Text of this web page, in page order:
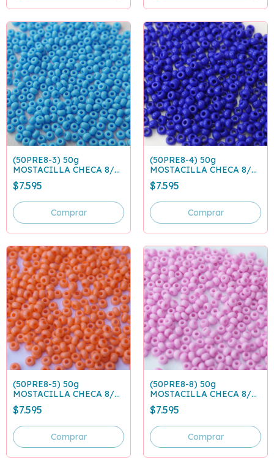
(50PRE8-3) 50g
MOSTACILLA CHECA 8/0
AZUL CLARO 63020
$7.595
(50PRE8-4) 50g
MOSTACILLA CHECA 8/0
AZUL REY CLARO 33060
$7.595
(50PRE8-5) 50g
MOSTACILLA CHECA 8/0
CORAL 09351
$7.595
(50PRE8-8) 50g
MOSTACILLA CHECA 8/0
ROSADO PASTEL 03192
$7.595